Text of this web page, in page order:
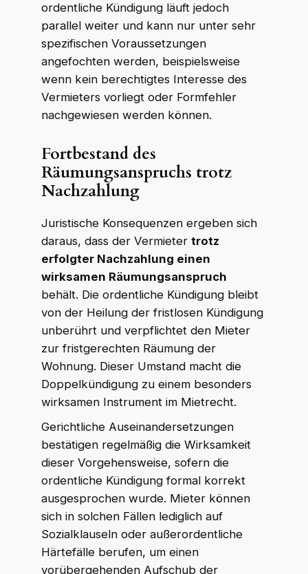
ordentliche Kündigung läuft jedoch
parallel weiter und kann nur unter sehr
spezifischen Voraussetzungen
angefochten werden, beispielsweise
wenn kein berechtigtes Interesse des
Vermieters vorliegt oder Formfehler
nachgewiesen werden können.
Fortbestand des
Räumungsanspruchs trotz
Nachzahlung
Juristische Konsequenzen ergeben sich
daraus, dass der Vermieter trotz
erfolgter Nachzahlung einen
wirksamen Räumungsanspruch
behält. Die ordentliche Kündigung bleibt
von der Heilung der fristlosen Kündigung
unberührt und verpflichtet den Mieter
zur fristgerechten Räumung der
Wohnung. Dieser Umstand macht die
Doppelkündigung zu einem besonders
wirksamen Instrument im Mietrecht.
Gerichtliche Auseinandersetzungen
bestätigen regelmäßig die Wirksamkeit
dieser Vorgehensweise, sofern die
ordentliche Kündigung formal korrekt
ausgesprochen wurde. Mieter können
sich in solchen Fällen lediglich auf
Sozialklauseln oder außerordentliche
Härtefälle berufen, um einen
vorübergehenden Aufschub der